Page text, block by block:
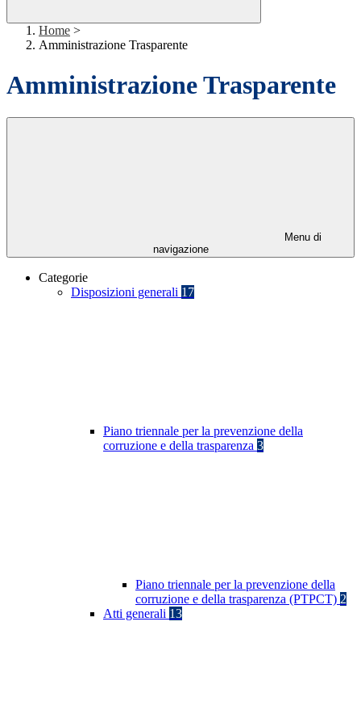
Home >
Amministrazione Trasparente
Amministrazione Trasparente
Menu di
navigazione
Categorie
Disposizioni generali 17
Piano triennale per la prevenzione della
corruzione e della trasparenza 3
Piano triennale per la prevenzione della
corruzione e della trasparenza (PTPCT) 2
Atti generali 13